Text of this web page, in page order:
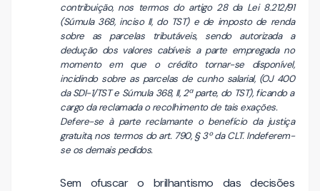
contribuição, nos termos do artigo 28 da Lei 8.212/91
(Súmula 368, inciso II, do TST) e de imposto de renda
sobre as parcelas tributáveis, sendo autorizada a
dedução dos valores cabíveis a parte empregada no
momento em que o crédito tornar-se disponível,
incidindo sobre as parcelas de cunho salarial, (OJ 400
da SDI-1/TST e Súmula 368, II, 2ª parte, do TST), ficando a
cargo da reclamada o recolhimento de tais exações.
Defere-se à parte reclamante o benefício da justiça
gratuita, nos termos do art. 790, § 3º da CLT. Indeferem-
se os demais pedidos.
Sem ofuscar o brilhantismo das decisões